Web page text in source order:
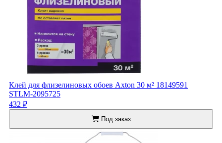
Клей для флизелиновых обоев Axton 30 м² 18149591
STLM-2095725
432 ₽
Под заказ